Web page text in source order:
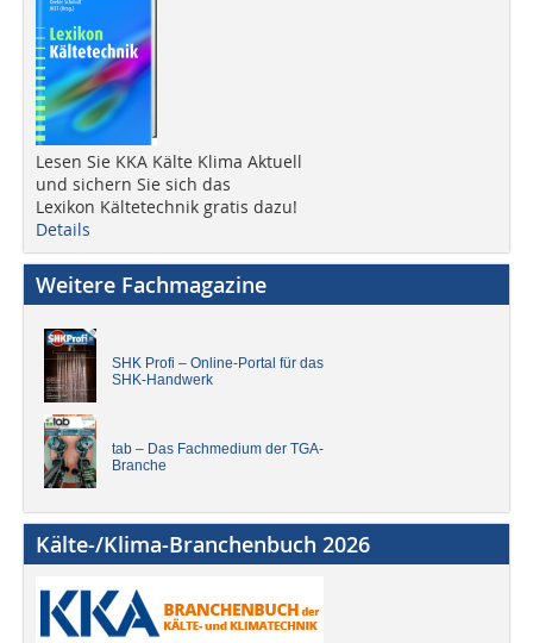
Lesen Sie KKA Kälte Klima Aktuell
und sichern Sie sich das
Lexikon Kältetechnik gratis dazu!
Details
Weitere Fachmagazine
SHK Profi – Online-Portal für das
SHK-Handwerk
tab – Das Fachmedium der TGA-
Branche
Kälte-/Klima-Branchenbuch 2026